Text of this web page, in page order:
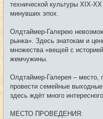
технической культуры XIX-
минувших эпох.
Олдтаймер-Галерею
рынка». Здесь знатокам и
множества «вещей с
жемчужины.
Олдтаймер-Галерея – место,
провести семейные
здесь ждёт много
МЕСТО ПРОВЕДЕНИЯ: